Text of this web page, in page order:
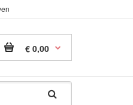
€ 0,00